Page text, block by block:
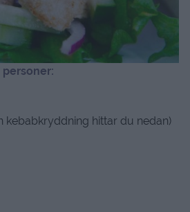
kebabkryddning hittar du nedan)